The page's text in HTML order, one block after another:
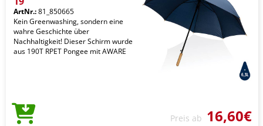
ArtNr.:81_850665
Kein Greenwashing, sondern eine
wahre Geschichte über
Nachhaltigkeit! Dieser Schirm wurde
aus 190T RPET Pongee mit AWARE
Preis ab 16,60€